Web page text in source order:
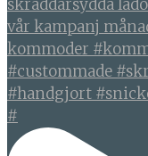
#handgjort
#